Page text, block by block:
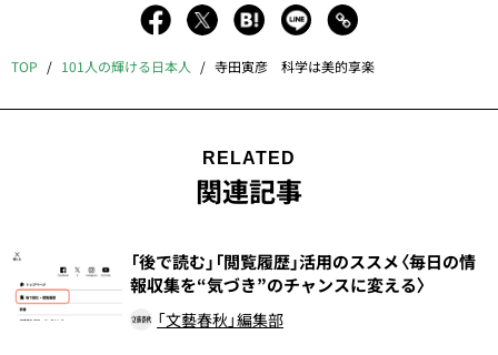
TOP 101人の輝ける日本人 寺田寅彦 科学は美的享楽
RELATED
関連記事
「後で読む」「閲覧履歴」活用のススメ〈毎日の情
報収集を“気づき”のチャンスに変える〉
「文藝春秋」編集部